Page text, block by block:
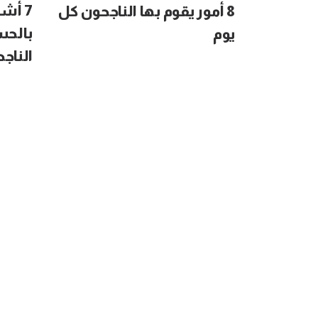
8 أمور يقوم بها الناجحون كل
يوم
7